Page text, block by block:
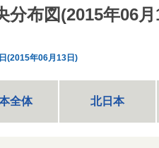
分布図(2015年06
(2015年06月13日)
全体 北日本